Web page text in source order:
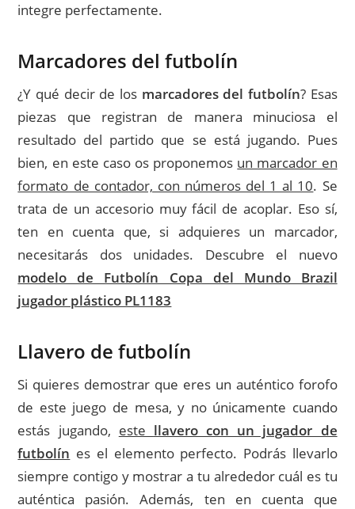
integre perfectamente.
Marcadores del futbolín
¿Y qué decir de los marcadores del futbolín? Esas
piezas que registran de manera minuciosa el
resultado del partido que se está jugando. Pues
bien, en este caso os proponemos un marcador en
formato de contador, con números del 1 al 10. Se
trata de un accesorio muy fácil de acoplar. Eso sí,
ten en cuenta que, si adquieres un marcador,
necesitarás dos unidades. Descubre el nuevo
modelo de Futbolín Copa del Mundo Brazil
jugador plástico PL1183
Llavero de futbolín
Si quieres demostrar que eres un auténtico forofo
de este juego de mesa, y no únicamente cuando
estás jugando, este llavero con un jugador de
futbolín es el elemento perfecto. Podrás llevarlo
siempre contigo y mostrar a tu alrededor cuál es tu
auténtica pasión. Además, ten en cuenta que